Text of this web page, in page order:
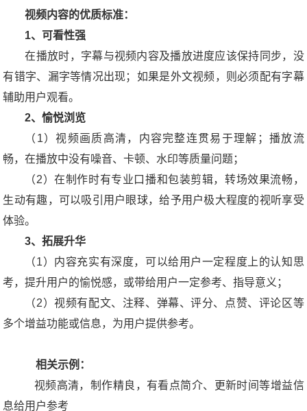
视频内容的优质标准：
1、可看性强
在播放时，字幕与视频内容及播放进度应该保持同步，没
有错字、漏字等情况出现；如果是外文视频，则必须配有字幕
辅助用户观看。
2、愉悦浏览
（1）视频画质高清，内容完整连贯易于理解；播放流
畅，在播放中没有噪音、卡顿、水印等质量问题；
（2）在制作时有专业口播和包装剪辑，转场效果流畅，
生动有趣，可以吸引用户眼球，给予用户极大程度的视听享受
体验。
3、拓展升华
（1）内容充实有深度，可以给用户一定程度上的认知思
考，提升用户的愉悦感，或带给用户一定参考、指导意义；
（2）视频有配文、注释、弹幕、评分、点赞、评论区等
多个增益功能或信息，为用户提供参考。
相关示例：
视频高清，制作精良，有看点简介、更新时间等增益信
息给用户参考